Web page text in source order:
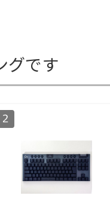
グです